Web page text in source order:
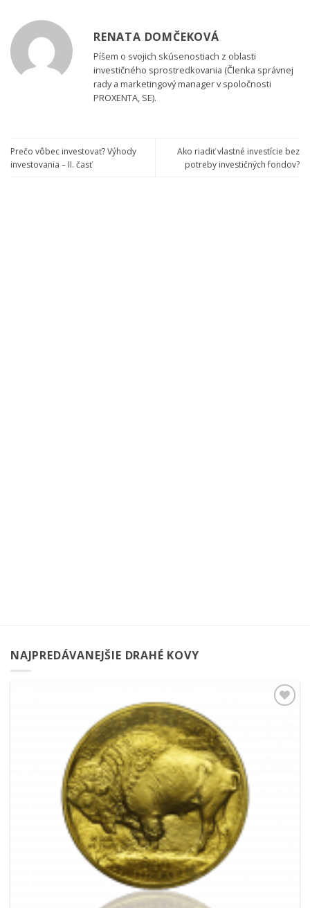
RENATA DOMČEKOVÁ
Píšem o svojich skúsenostiach z oblasti
investičného sprostredkovania (Členka správnej
rady a marketingový manager v spoločnosti
PROXENTA, SE).
Prečo vôbec investovať? Výhody
investovania – II. časť
Ako riadiť vlastné investície bez
potreby investičných fondov?
NAJPREDÁVANEJŠIE DRAHÉ KOVY